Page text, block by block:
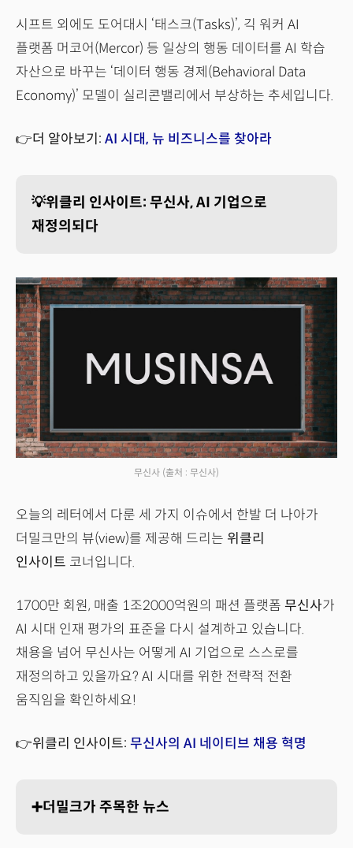
시프트 외에도 도어대시 ‘태스크(Tasks)’, 긱 워커 AI
플랫폼 머코어(Mercor) 등 일상의 행동 데이터를 AI 학습
자산으로 바꾸는 ‘데이터 행동 경제(Behavioral Data
Economy)’ 모델이 실리콘밸리에서 부상하는 추세입니다.
👉더 알아보기: AI 시대, 뉴 비즈니스를 찾아라
💡위클리 인사이트: 무신사, AI 기업으로
재정의되다
무신사 (출처 : 무신사)
오늘의 레터에서 다룬 세 가지 이슈에서 한발 더 나아가
더밀크만의 뷰(view)를 제공해 드리는 위클리
인사이트 코너입니다.
1700만 회원, 매출 1조2000억원의 패션 플랫폼 무신사가
AI 시대 인재 평가의 표준을 다시 설계하고 있습니다.
채용을 넘어 무신사는 어떻게 AI 기업으로 스스로를
재정의하고 있을까요? AI 시대를 위한 전략적 전환
움직임을 확인하세요!
👉위클리 인사이트: 무신사의 AI 네이티브 채용 혁명
➕더밀크가 주목한 뉴스